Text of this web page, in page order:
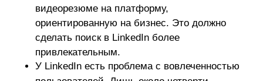
видеорезюме на платформу,
ориентированную на бизнес. Это должно
сделать поиск в LinkedIn более
привлекательным.
У LinkedIn есть проблема с вовлеченностью